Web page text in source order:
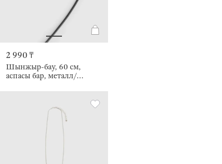
2 990 ₸
Шынжыр-бау, 60 см,
аспасы бар, металл/